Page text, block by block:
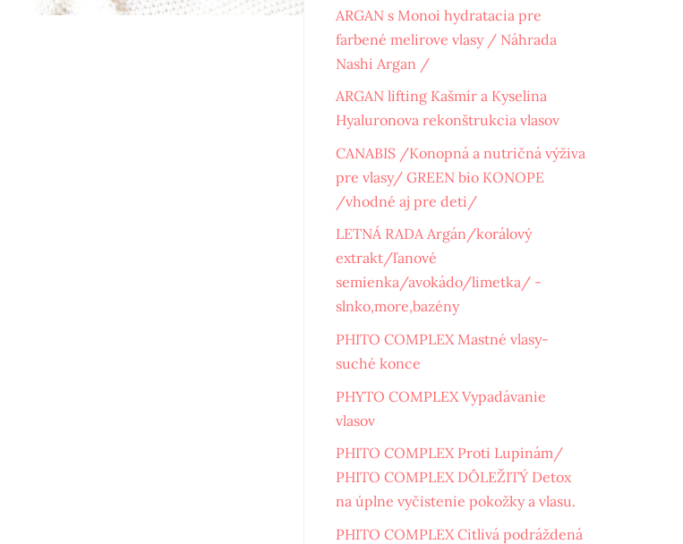
ARGAN s Monoi hydratacia pre
farbené melirove vlasy / Náhrada
Nashi Argan /
ARGAN lifting Kašmír a Kyselina
Hyaluronova rekonštrukcia vlasov
CANABIS /Konopná a nutričná výživa
pre vlasy/ GREEN bio KONOPE
/vhodné aj pre deti/
LETNÁ RADA Argán/korálový
extrakt/ľanové
semienka/avokádo/limetka/ -
slnko,more,bazény
PHITO COMPLEX Mastné vlasy-
suché konce
PHYTO COMPLEX Vypadávanie
vlasov
PHITO COMPLEX Proti Lupinám/
PHITO COMPLEX DÔLEŽITÝ Detox
na úplne vyčistenie pokožky a vlasu.
PHITO COMPLEX Citlivá podráždená